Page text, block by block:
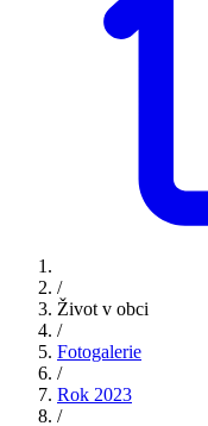
/
Život v obci
/
Fotogalerie
/
Rok 2023
/